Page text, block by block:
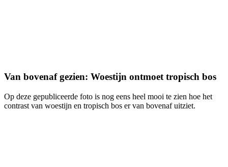
Van bovenaf gezien: Woestijn ontmoet tropisch bos
Op deze gepubliceerde foto is nog eens heel mooi te zien hoe het
contrast van woestijn en tropisch bos er van bovenaf uitziet.